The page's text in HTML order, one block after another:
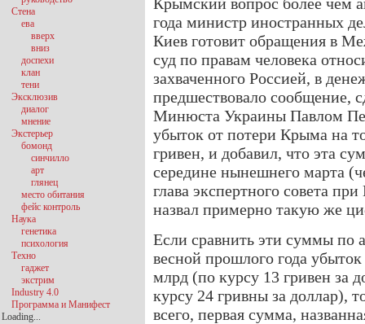
года министр иностранных
Киев готовит обращения в
суд по правам человека
захваченного Россией, в
предшествовало сообщение,
Минюста Украины Павлом
убыток от потери Крыма на
гривен, и добавил, что эта
середине нынешнего марта
глава экспертного совета
назвал примерно такую же
Если сравнить эти суммы по
весной прошлого года
млрд (по курсу 13 гривен за
курсу 24 гривны за доллар),
всего, первая сумма,
Стена
ева
вверх
вниз
доспехи
клан
тени
Эксклюзив
диалог
мнение
Экстерьер
бомонд
синчилло
арт
глянец
место обитания
фейс контроль
Наука
генетика
психология
Техно
гаджет
экстрим
Industry 4.0
Программа и Манифест
Loading...